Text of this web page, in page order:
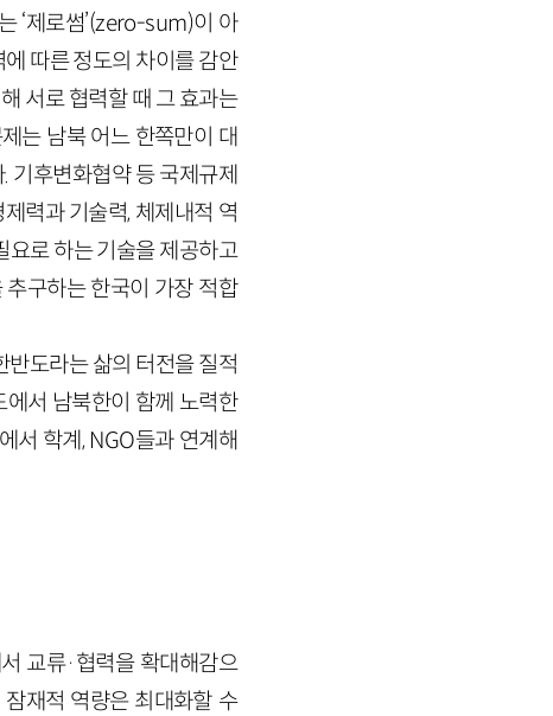
‘제로썸’(zero-sum)이 아
따른 정도의 차이를 감안
서로 협력할 때 그 효과는
는 남북 어느 한쪽만이 대
기후변화협약 등 국제규제
력과 기술력, 체제내적 역
요로 하는 기술을 제공하고
구하는 한국이 가장 적합
도라는 삶의 터전을 질적
서 남북한이 함께 노력한
서 학계, NGO들과 연계해
교류·협력을 확대해감으
재적 역량은 최대화할 수